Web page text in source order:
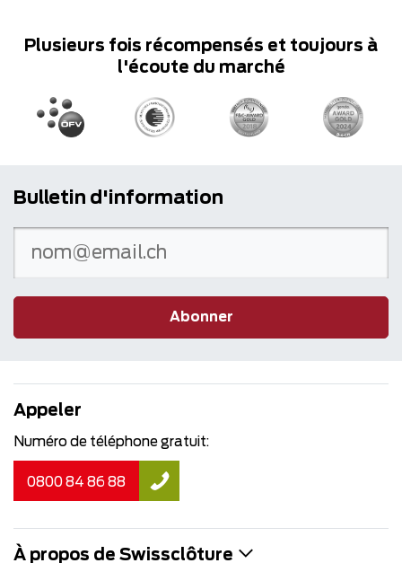
Plusieurs fois récompensés et toujours à
l'écoute du marché
Bulletin d'information
Abonner
Appeler
Numéro de téléphone gratuit:
0800 84 86 88
À propos de Swissclôture